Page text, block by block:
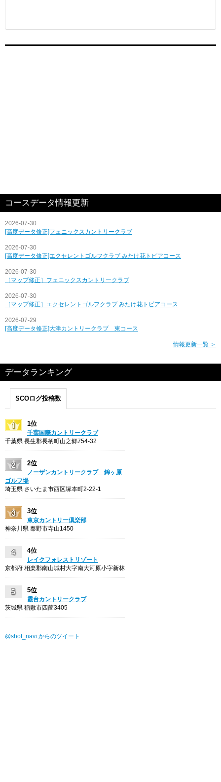
コースデータ情報更新
2026-07-30
[高度データ修正]フェニックスカントリークラブ
2026-07-30
[高度データ修正]エクセレントゴルフクラブ みたけ花トピアコース
2026-07-30
［マップ修正］フェニックスカントリークラブ
2026-07-30
［マップ修正］エクセレントゴルフクラブ みたけ花トピアコース
2026-07-29
[高度データ修正]大津カントリークラブ 東コース
情報更新一覧 ＞
データランキング
SCOログ投稿数
1位
千葉国際カントリークラブ
千葉県 長生郡長柄町山之郷754-32
2位
ノーザンカントリークラブ 錦ヶ原
ゴルフ場
埼玉県 さいたま市西区塚本町2-22-1
3位
東京カントリー倶楽部
神奈川県 秦野市寺山1450
4位
レイクフォレストリゾート
京都府 相楽郡南山城村大字南大河原小字新林
5位
霞台カントリークラブ
茨城県 稲敷市四箇3405
@shot_navi からのツイート